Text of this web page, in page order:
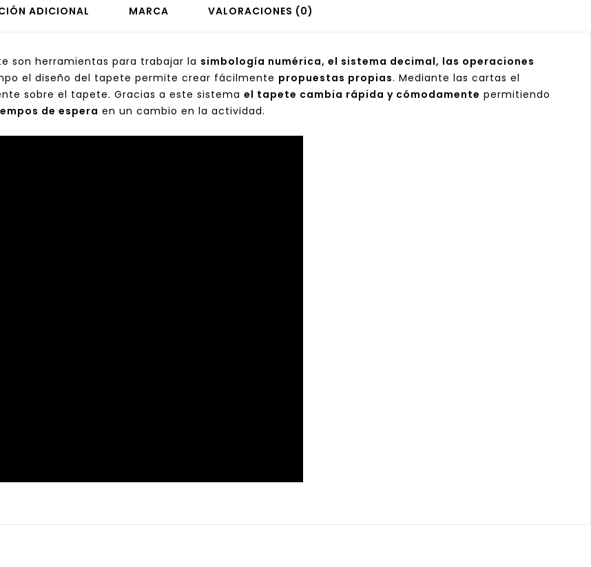
ADICIONAL MARCA VALORACIONES (0)
son herramientas para trabajar la simbología numérica, el sistema decimal, las operaciones
el diseño del tapete permite crear fácilmente propuestas propias. Mediante las cartas el
sobre el tapete. Gracias a este sistema el tapete cambia rápida y cómodamente permitiendo
de espera en un cambio en la actividad.